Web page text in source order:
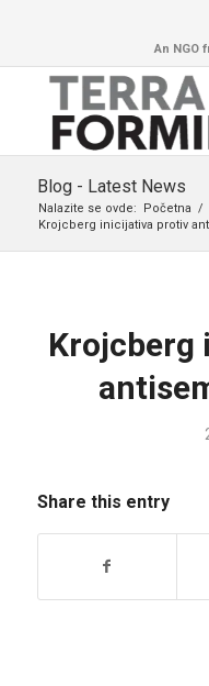
An NGO
Blog - Latest News
Nalazite se ovde: Početna /
Krojcberg inicijativa protiv
Krojcberg
Share this entry